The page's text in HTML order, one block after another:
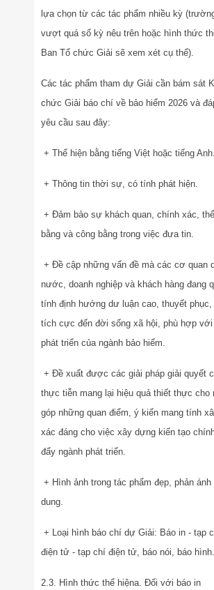
lựa chọn từ các tác phẩm nhiều kỳ
vượt quá số kỳ nêu trên hoặc hình thức
Ban Tổ chức Giải sẽ xem xét cụ thể).
Các tác phẩm tham dự Giải cần bám sát
chức Giải báo chí về bảo hiểm 2026 và
yêu cầu sau đây:
+ Thể hiện bằng tiếng Việt hoặc tiếng Anh.
+ Thông tin thời sự, có tính phát hiện.
+ Đảm bảo sự khách quan, chính xác,
bằng và công bằng trong việc đưa tin.
+ Đề cập những vấn đề mà các cơ quan
nước, doanh nghiệp và khách hàng đang
tính định hướng dư luận cao, thuyết phục,
tích cực đến đời sống xã hội, phù hợp
phát triển của ngành bảo hiểm.
+ Đề xuất được các giải pháp giải quyết
thực tiễn mang lại hiệu quả thiết thực cho
góp những quan điểm, ý kiến mang tính
xác đáng cho việc xây dựng kiến tạo
đẩy ngành phát triển.
+ Hình ảnh trong tác phẩm đẹp, phản ánh
dung.
+ Loại hình báo chí dự Giải: Báo in - tạp
điện tử - tạp chí điện tử, báo nói, báo hình.
2.3. Hình thức thể hiệna. Đối với báo in